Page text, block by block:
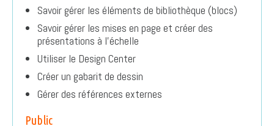
Savoir gérer les éléments de bibliothèque (blocs)
Savoir gérer les mises en page et créer des
présentations à l’échelle
Utiliser le Design Center
Créer un gabarit de dessin
Gérer des références externes
Public